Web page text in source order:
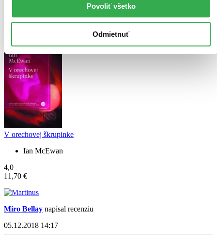
Povoliť všetko
Odmietnuť
Odporúčam náročným čitateľom.
Čítať viac
V orechovej škrupinke
Ian McEwan
4,0
11,70 €
Miro Bellay napísal recenziu
05.12.2018 14:17